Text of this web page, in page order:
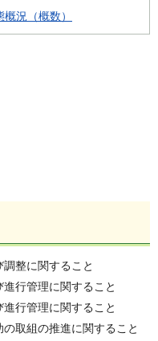
況（概数）
整に関すること
行管理に関すること
行管理に関すること
取組の推進に関すること